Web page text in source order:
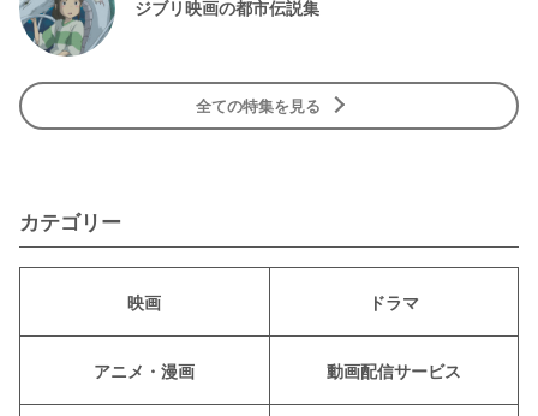
ジブリ映画の都市伝説集
全ての特集を見る
カテゴリー
映画 ドラマ
アニメ・漫画 動画配信サービス